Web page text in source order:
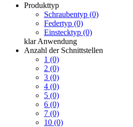
Produkttyp
Schraubentyp (0)
Federtyp (0)
Einstecktyp (0)
klar Anwendung
Anzahl der Schnittstellen
1 (0)
2 (0)
3 (0)
4 (0)
5 (0)
6 (0)
7 (0)
10 (0)